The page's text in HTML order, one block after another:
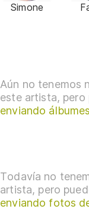
Simone
Aún no tenemos
este artista, pero
enviando
Todavía no
artista, pero
enviando fotos